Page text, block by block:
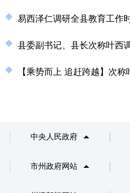
中央人民政府
市州政府网站